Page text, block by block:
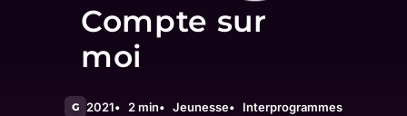
Compte sur
moi
G 2021 2 min Jeunesse Interprogrammes